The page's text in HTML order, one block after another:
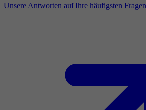
Unsere Antworten auf Ihre häufigsten Fragen